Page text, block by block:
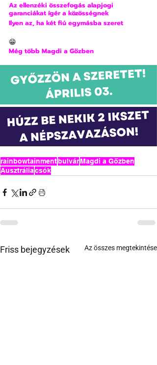
Az ellenzéki összefogás alapjogi
garanciákat ígér a közösségnek
Ilyen az, ha két fiú egymásba szeret
😁
Még több Magdi a Gőzben
rainbowtainmentbulvárMagdi a Gőzben
Ausztráliacsók
Friss bejegyzések Az összes megtekintése